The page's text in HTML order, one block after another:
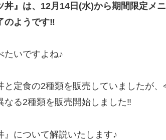
丼』は、12月14日(水)から期間限定メ
のようです‼︎
たいですよね♪
と定食の2種類を販売していましたが、
なる2種類を販売開始しました‼︎
』について解説いたします♪